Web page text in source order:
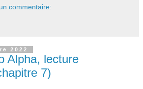
commentaire:
2022
Alpha, lecture
7)